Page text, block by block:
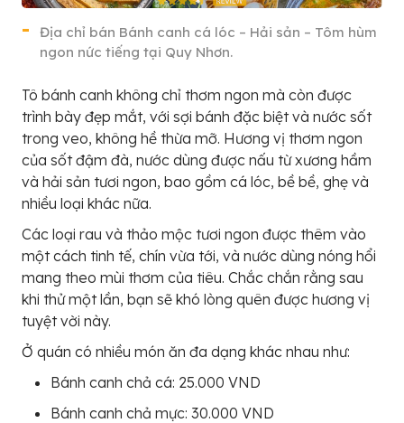
Địa chỉ bán Bánh canh cá lóc – Hải sản – Tôm hùm
ngon nức tiếng tại Quy Nhơn.
Tô bánh canh không chỉ thơm ngon mà còn được
trình bày đẹp mắt, với sợi bánh đặc biệt và nước sốt
trong veo, không hề thừa mỡ. Hương vị thơm ngon
của sốt đậm đà, nước dùng được nấu từ xương hầm
và hải sản tươi ngon, bao gồm cá lóc, bề bề, ghẹ và
nhiều loại khác nữa.
Các loại rau và thảo mộc tươi ngon được thêm vào
một cách tinh tế, chín vừa tới, và nước dùng nóng hổi
mang theo mùi thơm của tiêu. Chắc chắn rằng sau
khi thử một lần, bạn sẽ khó lòng quên được hương vị
tuyệt vời này.
Ở quán có nhiều món ăn đa dạng khác nhau như:
Bánh canh chả cá: 25.000 VND
Bánh canh chả mực: 30.000 VND